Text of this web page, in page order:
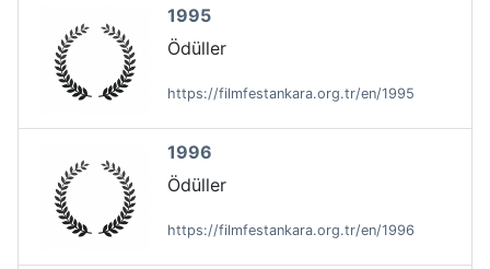
1995
Ödüller
https://filmfestankara.org.tr/en/1995
1996
Ödüller
https://filmfestankara.org.tr/en/1996